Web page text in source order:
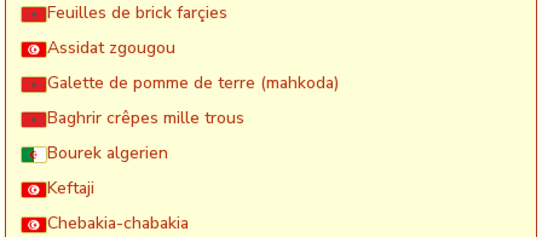
Feuilles de brick farçies
Assidat zgougou
Galette de pomme de terre (mahkoda)
Baghrir crêpes mille trous
Bourek algerien
Keftaji
Chebakia-chabakia